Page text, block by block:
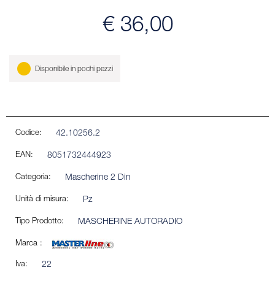
€ 36,00
Disponibile in pochi pezzi
Codice: 42.10256.2
EAN: 8051732444923
Categoria: Mascherine 2 Din
Unità di misura: Pz
Tipo Prodotto: MASCHERINE AUTORADIO
Marca :
Iva: 22